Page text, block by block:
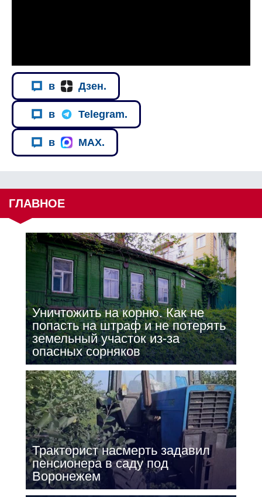
в Дзен.
в Telegram.
в MAX.
ГЛАВНОЕ
Уничтожить на корню. Как не
попасть на штраф и не потерять
земельный участок из-за
опасных сорняков
Тракторист насмерть задавил
пенсионера в саду под
Воронежем